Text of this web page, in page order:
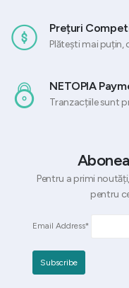
Prețuri
Plătești mai puțin,
NETOPIA
Tranzacțiile sunt
Pentru a primi
pentru
Email Address*